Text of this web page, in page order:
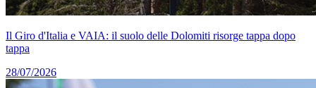
Il Giro d'Italia e VAIA: il suolo delle Dolomiti risorge tappa dopo
tappa
28/07/2026